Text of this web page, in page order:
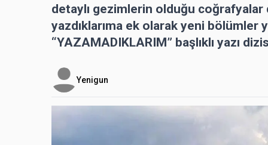
detaylı gezimlerin olduğu
yazdıklarıma ek olarak yeni bölümler
“YAZAMADIKLARIM” başlıklı yazı
Yenigun